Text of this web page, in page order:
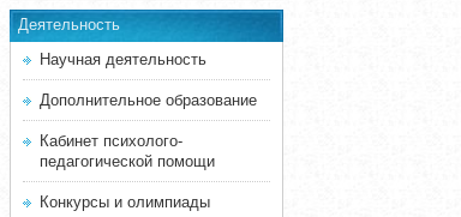
Деятельность
Научная деятельность
Дополнительное образование
Кабинет психолого-
педагогической помощи
Конкурсы и олимпиады